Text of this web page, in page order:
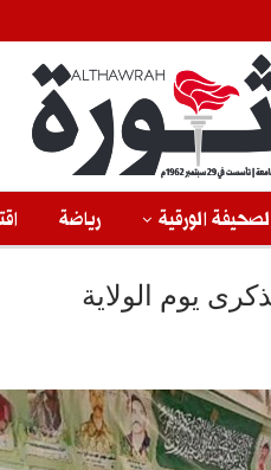
الورقية رياضة
يوم الولاية